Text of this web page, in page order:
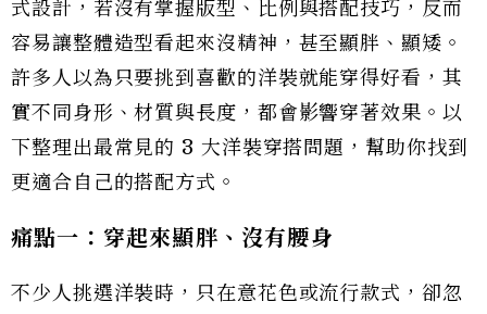
式設計，若沒有掌握版型、比例與搭配技巧，反而
容易讓整體造型看起來沒精神，甚至顯胖、顯矮。
許多人以為只要挑到喜歡的洋裝就能穿得好看，其
實不同身形、材質與長度，都會影響穿著效果。以
下整理出最常見的 3 大洋裝穿搭問題，幫助你找到
更適合自己的搭配方式。
痛點一：穿起來顯胖、沒有腰身
不少人挑選洋裝時，只在意花色或流行款式，卻忽